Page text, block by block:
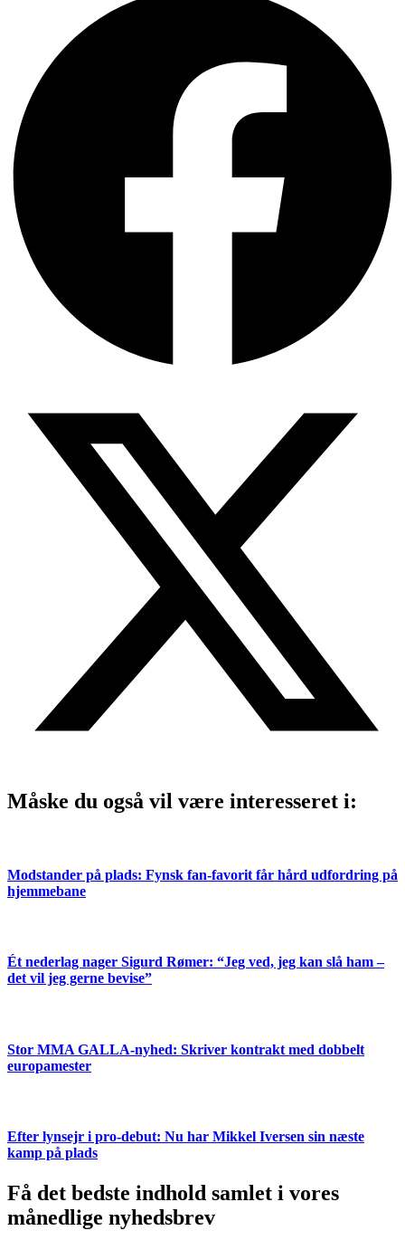
Måske du også vil være interesseret i:
Modstander på plads: Fynsk fan-favorit får hård udfordring på
hjemmebane
Ét nederlag nager Sigurd Rømer: “Jeg ved, jeg kan slå ham –
det vil jeg gerne bevise”
Stor MMA GALLA-nyhed: Skriver kontrakt med dobbelt
europamester
Efter lynsejr i pro-debut: Nu har Mikkel Iversen sin næste
kamp på plads
Få det bedste indhold samlet i vores
månedlige nyhedsbrev